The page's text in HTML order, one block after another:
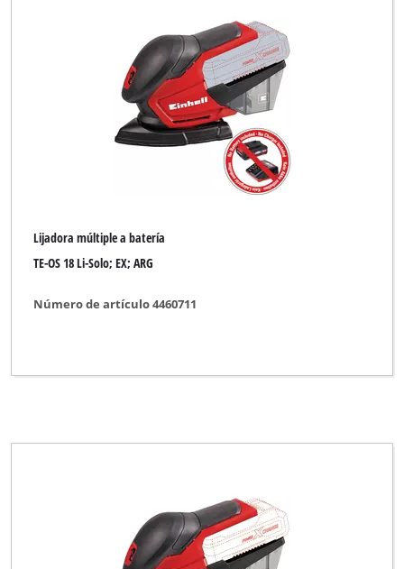
Lijadora múltiple a batería
TE-OS 18 Li-Solo; EX; ARG
Número de artículo 4460711